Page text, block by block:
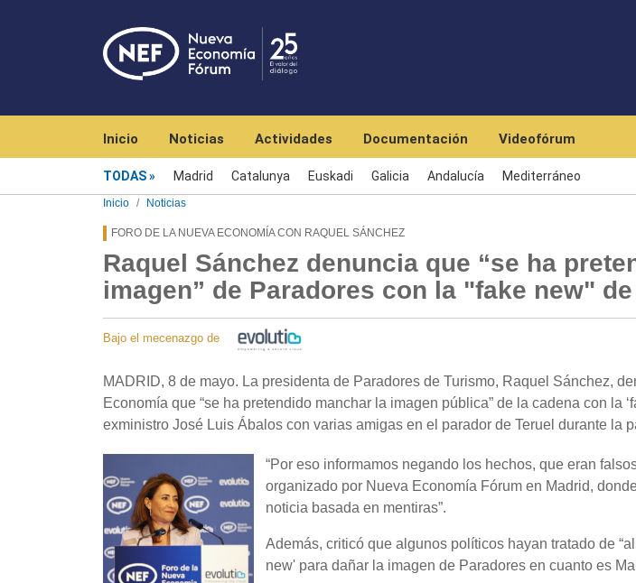
Inicio Noticias Actividades Documentación Videofórum
TODAS Madrid Catalunya Euskadi Galicia Andalucía Mediterráneo
Inicio Noticias
FORO DE LA NUEVA ECONOMÍA CON RAQUEL SÁNCHEZ
Raquel Sánchez denuncia que “se ha
imagen” de Paradores con la "fake new"
Bajo el mecenazgo de
MADRID, 8 de mayo. La presidenta de Paradores de Turismo, Raquel Sánchez,
Economía que “se ha pretendido manchar la imagen pública” de la cadena con la
exministro José Luis Ábalos con varias amigas en el parador de Teruel durante la
“Por eso informamos negando los hechos, que eran
organizado por Nueva Economía Fórum en Madrid,
noticia basada en mentiras”.
Además, criticó que algunos políticos hayan tratado de
new' para dañar la imagen de Paradores en cuanto es